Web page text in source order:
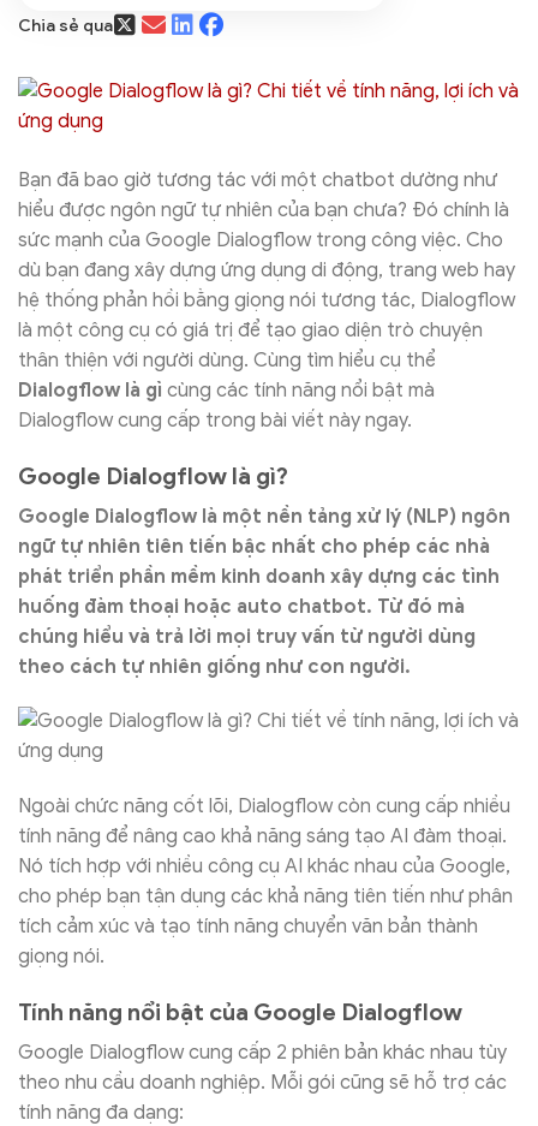
Chia sẻ qua
Bạn đã bao giờ tương tác với một chatbot dường như
hiểu được ngôn ngữ tự nhiên của bạn chưa? Đó chính là
sức mạnh của Google Dialogflow trong công việc. Cho
dù bạn đang xây dựng ứng dụng di động, trang web hay
hệ thống phản hồi bằng giọng nói tương tác, Dialogflow
là một công cụ có giá trị để tạo giao diện trò chuyện
thân thiện với người dùng. Cùng tìm hiểu cụ thể
Dialogflow là gì cùng các tính năng nổi bật mà
Dialogflow cung cấp trong bài viết này ngay.
Google Dialogflow là gì?
Google Dialogflow là một nền tảng xử lý (NLP) ngôn
ngữ tự nhiên tiên tiến bậc nhất cho phép các nhà
phát triển phần mềm kinh doanh xây dựng các tình
huống đàm thoại hoặc auto chatbot. Từ đó mà
chúng hiểu và trả lời mọi truy vấn từ người dùng
theo cách tự nhiên giống như con người.
Ngoài chức năng cốt lõi, Dialogflow còn cung cấp nhiều
tính năng để nâng cao khả năng sáng tạo AI đàm thoại.
Nó tích hợp với nhiều công cụ AI khác nhau của Google,
cho phép bạn tận dụng các khả năng tiên tiến như phân
tích cảm xúc và tạo tính năng chuyển văn bản thành
giọng nói.
Tính năng nổi bật của Google Dialogflow
Google Dialogflow cung cấp 2 phiên bản khác nhau tùy
theo nhu cầu doanh nghiệp. Mỗi gói cũng sẽ hỗ trợ các
tính năng đa dạng: